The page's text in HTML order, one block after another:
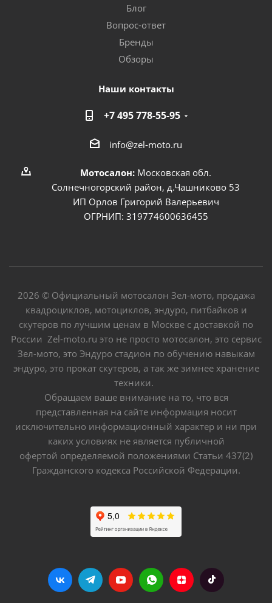
Блог
Вопрос-ответ
Бренды
Обзоры
Наши контакты
+7 495 778-55-95
info@zel-moto.ru
Мотосалон: Московская обл.
Солнечногорский район, д.Чашниково 53
ИП Орлов Григорий Валерьевич
ОГРНИП: 319774600636455
2026 © Официальный мотосалон Зел-мото, продажа
квадроциклов, мотоциклов, эндуро, питбайков и
скутеров по лучшим ценам в Москве с доставкой по
России Zel-moto.ru это не просто мотосалон, это сервис
Зел-мото, это Эндуро стадион по обучению навыкам
эндуро, это прокат скутеров, а так же зимнее хранение
техники.
Обращаем ваше внимание на то, что вся
представленная на сайте информация носит
исключительно информационный характер и ни при
каких условиях не является публичной
офертой определяемой положениями Статьи 437(2)
Гражданского кодекса Российской Федерации.